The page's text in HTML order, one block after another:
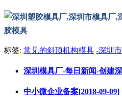
标签: 常见的斜顶机构模具 -深圳
深圳模具厂-每日新闻-创建
中小微企业备案[2018-09-09]